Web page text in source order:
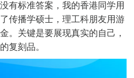
有标准答案，我的香港同学用
传播学硕士，理工科朋友用游
。关键是要展现真实的自己，
复刻品。